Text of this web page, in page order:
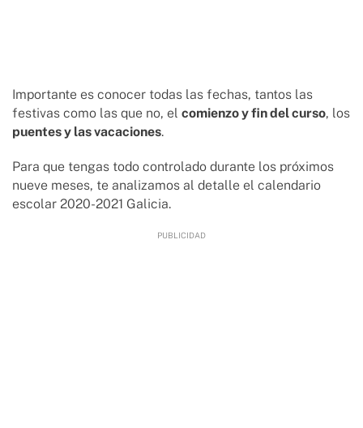
Importante es conocer todas las fechas, tantos las
festivas como las que no, el comienzo y fin del curso, los
puentes y las vacaciones.
Para que tengas todo controlado durante los próximos
nueve meses, te analizamos al detalle el calendario
escolar 2020-2021 Galicia.